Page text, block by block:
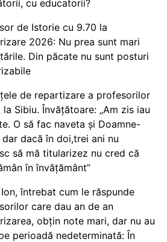
cu educatorii?
de Istorie cu 9.70 la
2026: Nu prea sunt mari
Din păcate nu sunt posturi
de repartizare a profesorilor
la Sibiu. Învățătoare: „Am zis iau
O să fac naveta și Doamne-
dar dacă în doi,trei ani nu
să mă titularizez nu cred că
în învățământ”
întrebat cum le răspunde
care dau an de an
obțin note mari, dar nu au
perioadă nedeterminată: În